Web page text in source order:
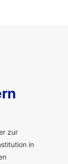
zur
in